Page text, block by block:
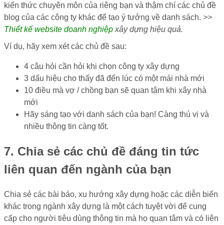
kiến ​​thức chuyên môn của riêng bạn và thậm chí các chủ đề
blog của các công ty khác để tạo ý tưởng về danh sách. >>
Thiết kế website doanh nghiệp xây dựng hiệu quả.
Ví dụ, hãy xem xét các chủ đề sau:
4 câu hỏi cần hỏi khi chọn công ty xây dựng
3 dấu hiệu cho thấy đã đến lúc có một mái nhà mới
10 điều mà vợ / chồng bạn sẽ quan tâm khi xây nhà
mới
Hãy sáng tạo với danh sách của bạn! Càng thú vị và
nhiều thông tin càng tốt.
7. Chia sẻ các chủ đề đáng tin tức
liên quan đến ngành của bạn
Chia sẻ các bài báo, xu hướng xây dựng hoặc các diễn biến
khác trong ngành xây dựng là một cách tuyệt vời để cung
cấp cho người tiêu dùng thông tin mà họ quan tâm và có liên